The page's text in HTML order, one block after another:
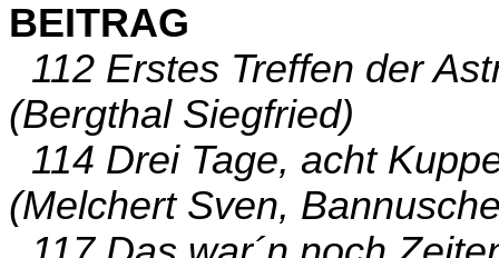
BEITRAG
112 Erstes Treffen der
(Bergthal Siegfried)
114 Drei Tage, acht
(Melchert Sven,